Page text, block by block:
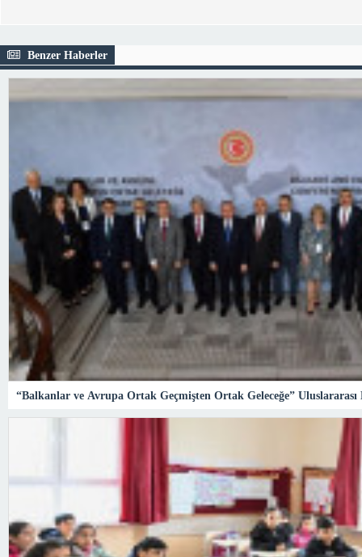
Benzer Haberler
“Balkanlar ve Avrupa Ortak Geçmişten Ortak Geleceğe” Uluslararası